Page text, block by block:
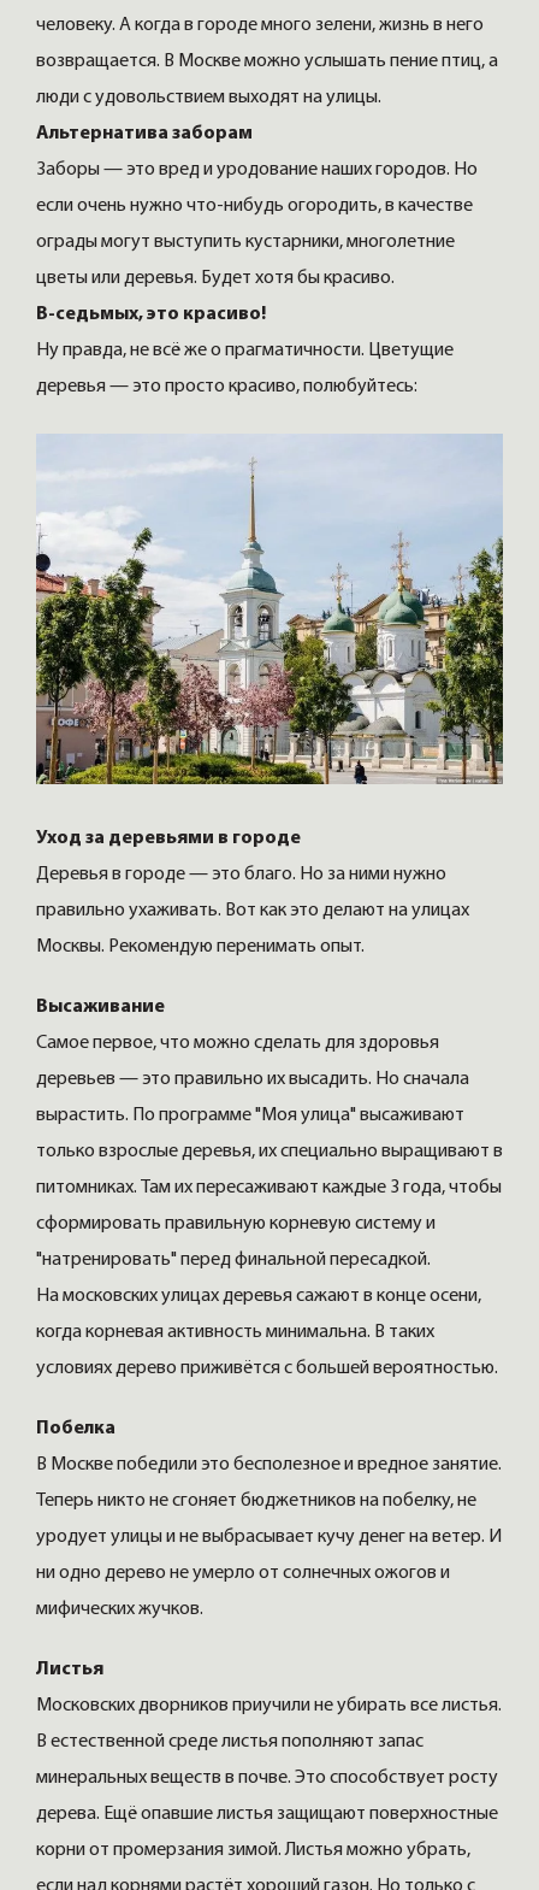
человеку. А когда в городе много зелени, жизнь в него
возвращается. В Москве можно услышать пение птиц, а
люди с удовольствием выходят на улицы.
Альтернатива заборам
Заборы — это вред и уродование наших городов. Но
если очень нужно что-нибудь огородить, в качестве
ограды могут выступить кустарники, многолетние
цветы или деревья. Будет хотя бы красиво.
В-седьмых, это красиво!
Ну правда, не всё же о прагматичности. Цветущие
деревья — это просто красиво, полюбуйтесь:
Уход за деревьями в городе
Деревья в городе — это благо. Но за ними нужно
правильно ухаживать. Вот как это делают на улицах
Москвы. Рекомендую перенимать опыт.
Высаживание
Самое первое, что можно сделать для здоровья
деревьев — это правильно их высадить. Но сначала
вырастить. По программе "Моя улица" высаживают
только взрослые деревья, их специально выращивают в
питомниках. Там их пересаживают каждые 3 года, чтобы
сформировать правильную корневую систему и
"натренировать" перед финальной пересадкой.
На московских улицах деревья сажают в конце осени,
когда корневая активность минимальна. В таких
условиях дерево приживётся с большей вероятностью.
Побелка
В Москве победили это бесполезное и вредное занятие.
Теперь никто не сгоняет бюджетников на побелку, не
уродует улицы и не выбрасывает кучу денег на ветер. И
ни одно дерево не умерло от солнечных ожогов и
мифических жучков.
Листья
Московских дворников приучили не убирать все листья.
В естественной среде листья пополняют запас
минеральных веществ в почве. Это способствует росту
дерева. Ещё опавшие листья защищают поверхностные
корни от промерзания зимой. Листья можно убрать,